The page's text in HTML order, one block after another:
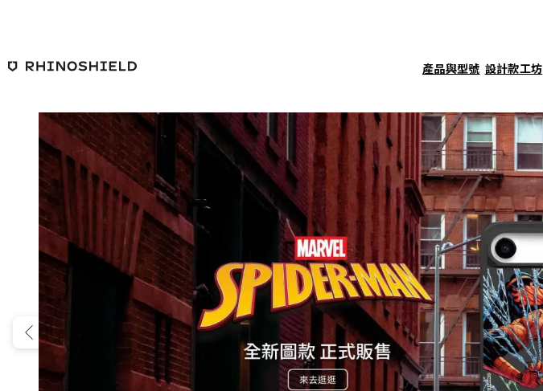
產品與型號 設計款工坊